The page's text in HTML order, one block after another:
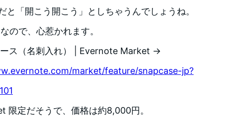
と「開こう開こう」としちゃうんでしょうね。
ので、心惹かれます。
ス（名刺入れ） | Evernote Market →
market/feature/snapcase-jp?
限定だそうで、価格は約8,000円。